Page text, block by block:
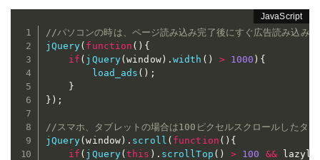
//パソコンの時は、ページ読み込み完了後にすぐ広告読み込み
jQuery( function ( ) {
if ( jQuery(window) .width ( ) > 1000 ) {
load_ads ( ) ;
}
} ) ;
//スマホ、タブレットの場合は100ピクセルスクロールしたタイ
jQuery(window ) . scroll ( function ( ) {
if ( jQuery(this ) . scrollTop ( ) > 100 &&